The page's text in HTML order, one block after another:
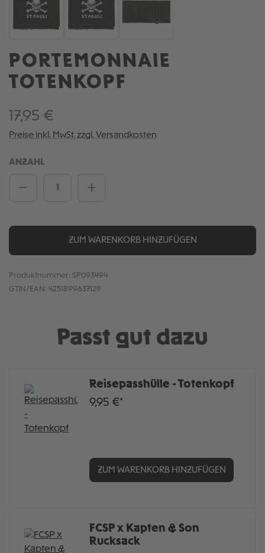
PORTEMONNAIE
TOTENKOPF
17,95 €
Preise inkl. MwSt. zzgl. Versandkosten
ANZAHL
Produkt Anzahl: Gib den gewünschten
ZUM WARENKORB HINZUFÜGEN
Produktnummer: SP093494
GTIN/EAN: 4251899637129
Passt gut dazu
Reisepasshülle - Totenkopf
9,95 €*
ZUM WARENKORB HINZUFÜGEN
FCSP x Kapten & Son
Rucksack